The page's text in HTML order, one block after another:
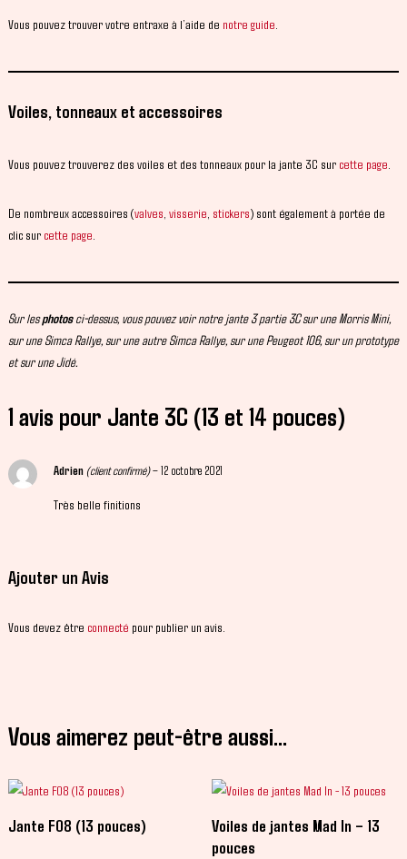
Vous pouvez trouver votre entraxe à l’aide de notre guide
Voiles, tonneaux et accessoires
Vous pouvez trouverez des voiles et des tonneaux pour la jante 3C sur cette page
De nombreux accessoires (valves visserie stickers) sont également à portée de
clic sur cette page
Sur lesphotosci-dessus, vous pouvez voir notre jante 3 partie 3C sur une Morris Mini,
sur une Simca Rallye, sur une autre Simca Rallye, sur une Peugeot 106, sur un prototype
et sur une Jidé.
1 avis pour Jante 3C (13 et 14 pouces)
Adrien (client confirmé)–12 octobre 2021
Très belle finitions
Ajouter un Avis
Vous devez être connecté pour publier un avis.
Vous aimerez peut-être aussi…
Jante F08 (13 pouces)
Voiles de jantes Mad In – 13
pouces